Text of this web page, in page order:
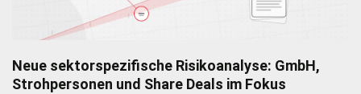
Neue sektorspezifische Risikoanalyse: GmbH,
Strohpersonen und Share Deals im Fokus